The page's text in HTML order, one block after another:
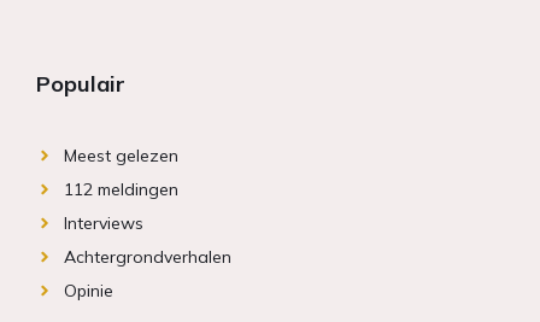
Populair
Meest gelezen
112 meldingen
Interviews
Achtergrondverhalen
Opinie